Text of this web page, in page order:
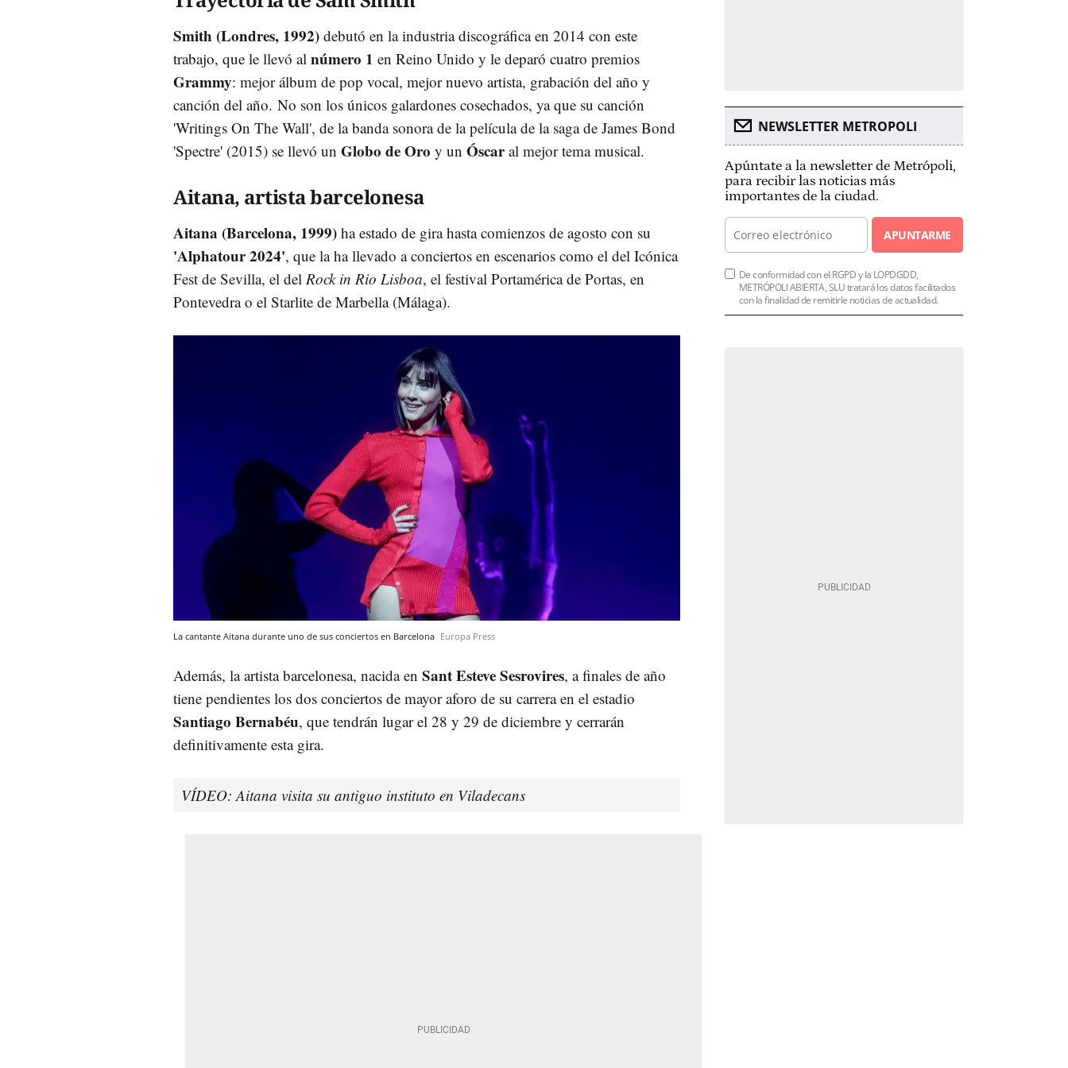
Smith (Londres, 1992) debutó en la industria discográfica en 2014 con este
trabajo, que le llevó al número 1 en Reino Unido y le deparó cuatro premios
Grammy: mejor álbum de pop vocal, mejor nuevo artista, grabación del año y
canción del año. No son los únicos galardones cosechados, ya que su canción
'Writings On The Wall', de la banda sonora de la película de la saga de James Bond
'Spectre' (2015) se llevó un Globo de Oro y un Óscaral mejor tema musical.
Aitana, artista barcelonesa
Aitana (Barcelona, 1999) ha estado de gira hasta comienzos de agosto con su
'Alphatour 2024', que la ha llevado a conciertos en escenarios como el del Icónica
Fest de Sevilla, el del Rock in Rio Lisboa, el festival Portamérica de Portas, en
Pontevedra o el Starlite de Marbella (Málaga).
La cantante Aitana durante uno de sus conciertos en Barcelona Europa Press
Además, la artista barcelonesa, nacida en Sant Esteve Sesrovires, a finales de año
tiene pendientes los dos conciertos de mayor aforo de su carrera en el estadio
Santiago Bernabéu, que tendrán lugar el 28 y 29 de diciembre y cerrarán
definitivamente esta gira.
VÍDEO: Aitana visita su antiguo instituto en Viladecans
NEWSLETTER METROPOLI
Apúntate a la newsletter de Metrópoli,
para recibir las noticias más
importantes de la ciudad.
APUNTARME
De conformidad con el RGPD y la LOPDGDD,
METRÓPOLI ABIERTA, SLU tratará los datos facilitados
con la finalidad de remitirle noticias de actualidad.